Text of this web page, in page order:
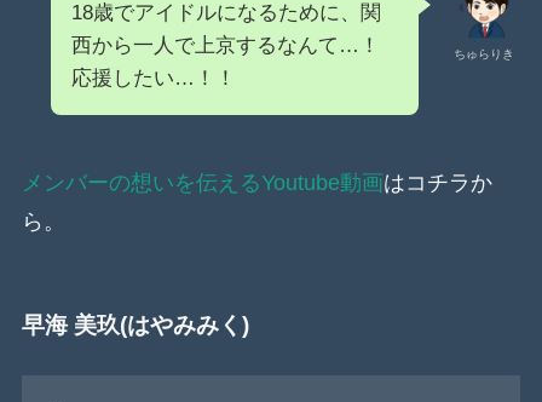
ちゅらりき
18歳でアイドルになるために、関
西から一人で上京するなんて…！
応援したい…！！
メンバーの想いを伝えるYoutube動画はコチラか
ら。
早海 美玖(はやみみく)